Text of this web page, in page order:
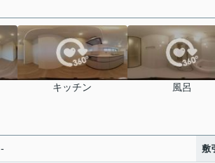
キッチン 風呂
- 敷